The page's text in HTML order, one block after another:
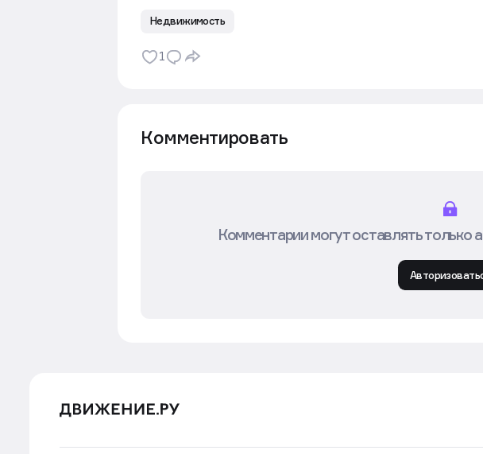
Недвижимость
1
Комментировать
Комментарии могут оставлять только